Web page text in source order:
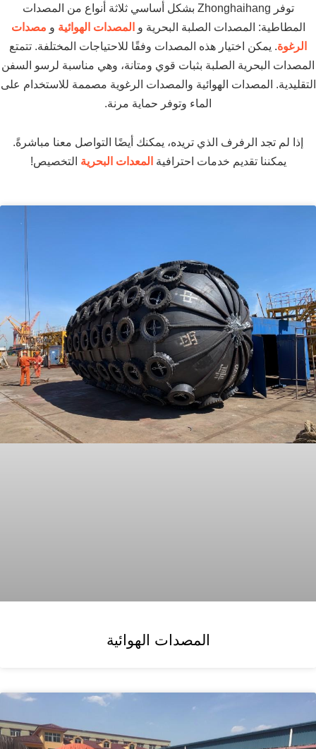
توفر Zhonghaihang بشكل أساسي ثلاثة أنواع من المصدات
المطاطية: المصدات الصلبة البحرية والمصدات الهوائية و مصدات
الرغوة . يمكن اختيار هذه المصدات وفقًا للاحتياجات المختلفة. تتمتع
المصدات البحرية الصلبة بثبات قوي ومتانة، وهي مناسبة لرسو السفن
التقليدية. المصدات الهوائية والمصدات الرغوية مصممة للاستخدام على
الماء وتوفر حماية مرنة.
إذا لم تجد الرفرف الذي تريده، يمكنك أيضًا التواصل معنا مباشرةً.
يمكننا تقديم خدمات احترافيةالمعدات البحرية التخصيص!
المصدات الهوائية